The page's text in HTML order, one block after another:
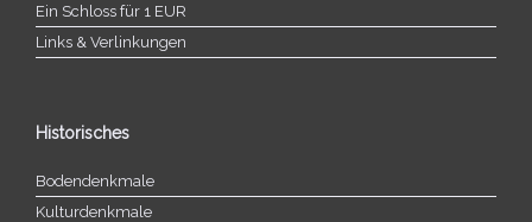
Ein Schloss für 1 EUR
Links & Verlinkungen
Historisches
Bodendenkmale
Kulturdenkmale